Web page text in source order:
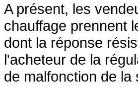
A présent, les
chauffage prennent
dont la réponse
l'acheteur de la
de malfonction de la